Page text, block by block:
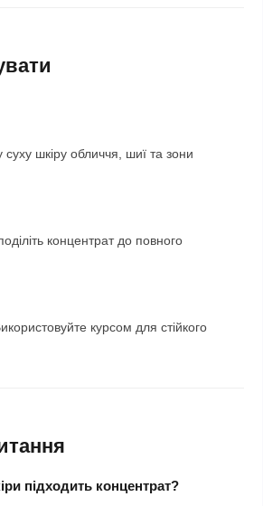
шкіру обличчя, шиї та зони
концентрат до повного
курсом для стійкого
підходить концентрат?